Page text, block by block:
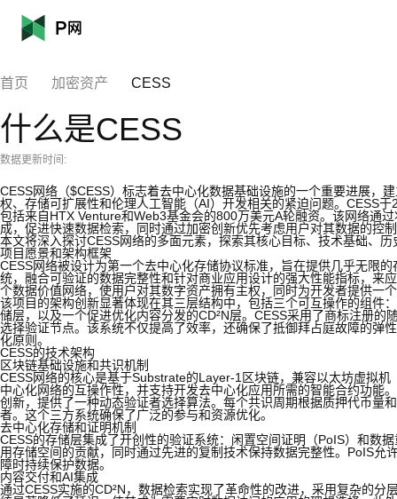
首页 加密资产 CESS
什么是CESS
数据更新时间:
CESS网络（$CESS）标志着去中心化数据基础设施的一个重要进展，
权、存储可扩展性和伦理人工智能（AI）开发相关的紧迫问题。CESS
包括来自HTX Venture和Web3基金会的800万美元A轮融资。该网络通
成，促进快速数据检索，同时通过加密创新优先考虑用户对其数据的控
本文将深入探讨CESS网络的多面元素，探索其核心目标、技术基础、
项目愿景和架构框架
CESS网络被设计为第一个去中心化存储协议标准，旨在提供几乎无限
统，融合可验证的数据完整性和针对商业应用设计的强大性能指标，来
个数据价值网络，使用户对其数字资产拥有主权，同时为开发者提供一
该项目的架构创新显著体现在其三层结构中，包括三个可互操作的组件
储层，以及一个促进优化内容分发的CD²N层。CESS采用了商标注册
选择验证节点。该系统不仅提高了效率，还确保了抵御拜占庭故障的弹
化原则。
CESS的技术架构
区块链基础设施和共识机制
CESS网络的核心是基于Substrate的Layer-1区块链，兼容以太坊虚拟
中心化网络的互操作性，并支持开发去中心化应用所需的智能合约功能
创新，提供了一种动态验证者选择算法。每个共识周期根据质押代币量
者。这个三方系统确保了广泛的参与和资源优化。
去中心化存储和证明机制
CESS的存储层集成了开创性的验证系统：闲置空间证明（PoIS）和数
用存储空间的贡献，同时通过先进的复制技术保持数据完整性。PoIS
障时持续保护数据。
内容交付和AI集成
通过CESS实施的CD²N，数据检索实现了革命性的改进，采用复杂的